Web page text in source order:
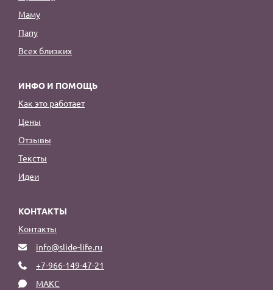
Маму
Папу
Всех близких
ИНФО И ПОМОЩЬ
Как это работает
Цены
Отзывы
Тексты
Идеи
КОНТАКТЫ
Контакты
info@slide-life.ru
+7-966-149-47-21
МАКС